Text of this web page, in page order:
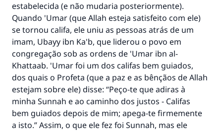
estabelecida (e não mudaria posteriormente).
Quando 'Umar (que Allah esteja satisfeito com ele)
se tornou califa, ele uniu as pessoas atrás de um
imam, Ubayy ibn Ka'b, que liderou o povo em
congregação sob as ordens de 'Umar ibn al-
Khattaab. 'Umar foi um dos califas bem guiados,
dos quais o Profeta (que a paz e as bênçãos de Allah
estejam sobre ele) disse: “Peço-te que adiras à
minha Sunnah e ao caminho dos justos - Califas
bem guiados depois de mim; apega-te firmemente
a isto.” Assim, o que ele fez foi Sunnah, mas ele